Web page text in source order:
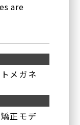
治療
治療
攣に対する
are
メガネ
正モデ